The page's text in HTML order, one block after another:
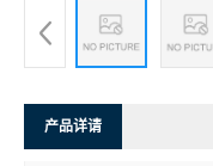
产品详请